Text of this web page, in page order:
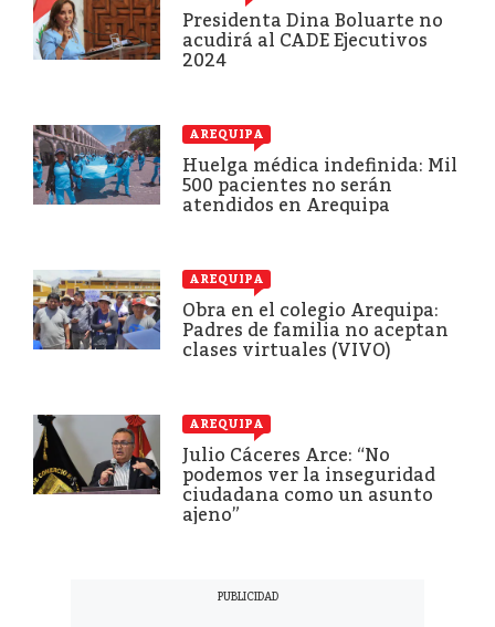
Presidenta Dina Boluarte no
acudirá al CADE Ejecutivos
2024
AREQUIPA
Huelga médica indefinida: Mil
500 pacientes no serán
atendidos en Arequipa
AREQUIPA
Obra en el colegio Arequipa:
Padres de familia no aceptan
clases virtuales (VIVO)
AREQUIPA
Julio Cáceres Arce: “No
podemos ver la inseguridad
ciudadana como un asunto
ajeno”